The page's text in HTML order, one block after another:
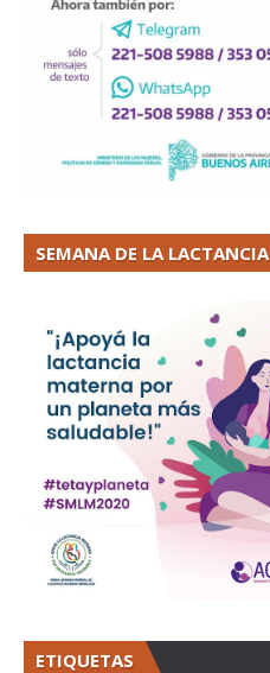
SEMANA DE LA LACTANCIA
ETIQUETAS